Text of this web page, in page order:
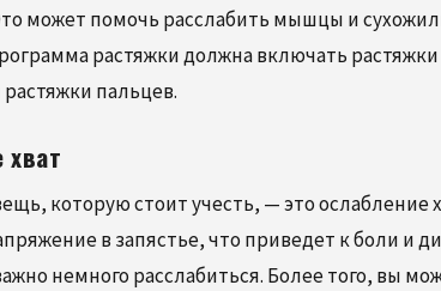
может помочь расслабить мышцы и
растяжки должна включать
растяжки пальцев.
хват
которую стоит учесть, — это
в запястье, что приведет к боли и
немного расслабиться. Более того, вы